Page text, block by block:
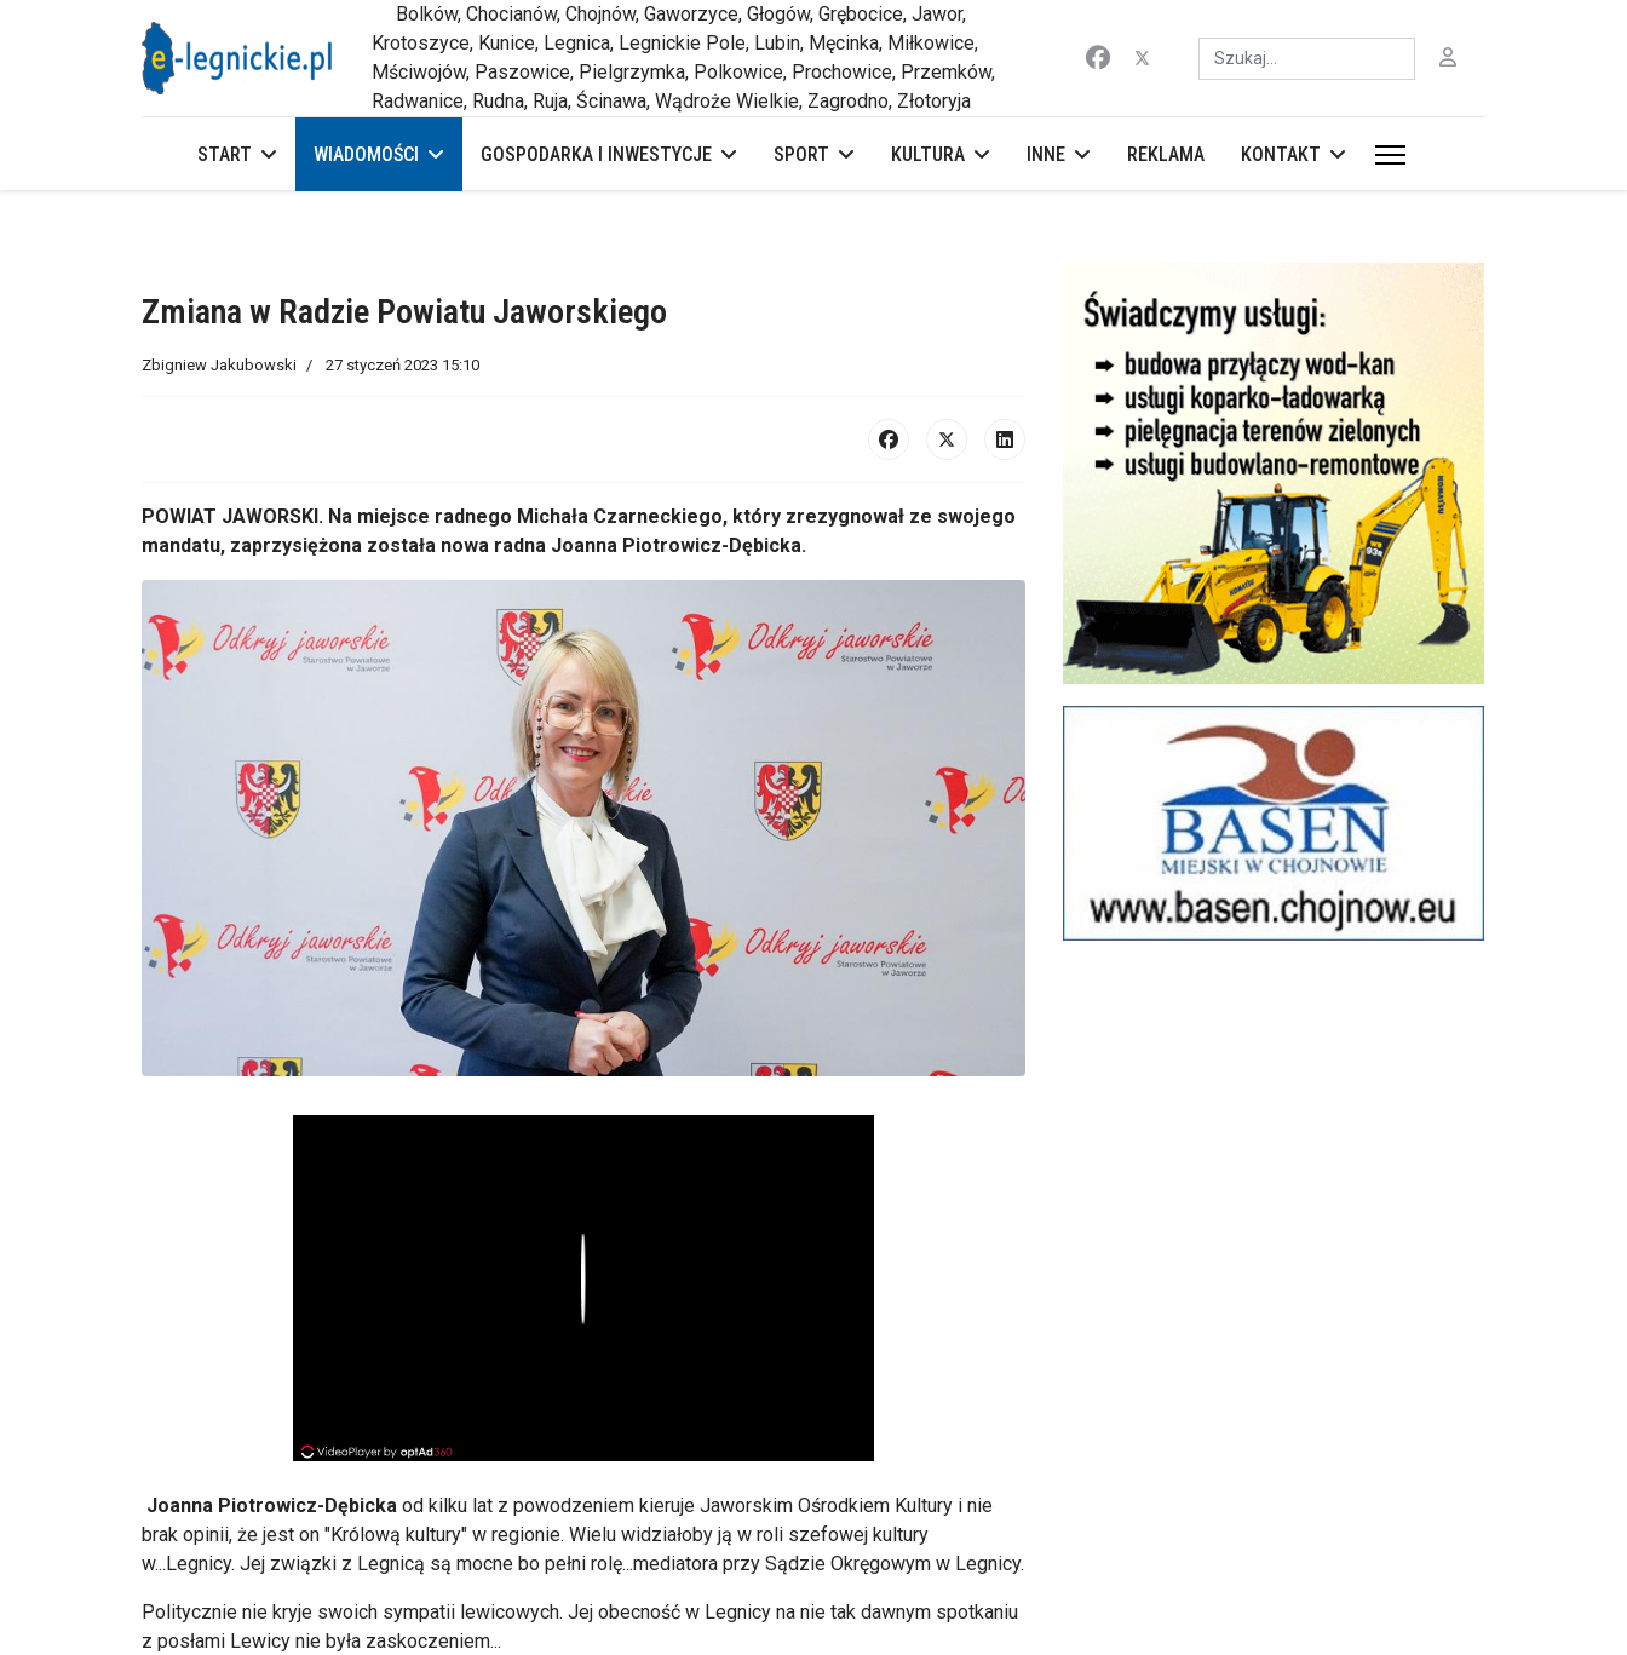
Bolków, Chocianów, Chojnów, Gaworzyce, Głogów, Grębocice, Jawor,
Krotoszyce, Kunice, Legnica, Legnickie Pole, Lubin, Męcinka, Miłkowice,
Mściwojów, Paszowice, Pielgrzymka, Polkowice, Prochowice, Przemków,
Radwanice, Rudna, Ruja, Ścinawa, Wądroże Wielkie, Zagrodno, Złotoryja
Szukaj
START WIADOMOŚCI GOSPODARKA I INWESTYCJE SPORT KULTURA INNE REKLAMA KONTAKT
Zmiana w Radzie Powiatu Jaworskiego
Zbigniew Jakubowski 27 styczeń 2023 15:10
POWIAT JAWORSKI. Na miejsce radnego Michała Czarneckiego, który zrezygnował ze swojego
mandatu, zaprzysiężona została nowa radna Joanna Piotrowicz-Dębicka.
Joanna Piotrowicz-Dębicka od kilku lat z powodzeniem kieruje Jaworskim Ośrodkiem Kultury i nie
brak opinii, że jest on "Królową kultury" w regionie. Wielu widziałoby ją w roli szefowej kultury
w...Legnicy. Jej związki z Legnicą są mocne bo pełni rolę...mediatora przy Sądzie Okręgowym w Legnicy.
Politycznie nie kryje swoich sympatii lewicowych. Jej obecność w Legnicy na nie tak dawnym spotkaniu
z posłami Lewicy nie była zaskoczeniem...